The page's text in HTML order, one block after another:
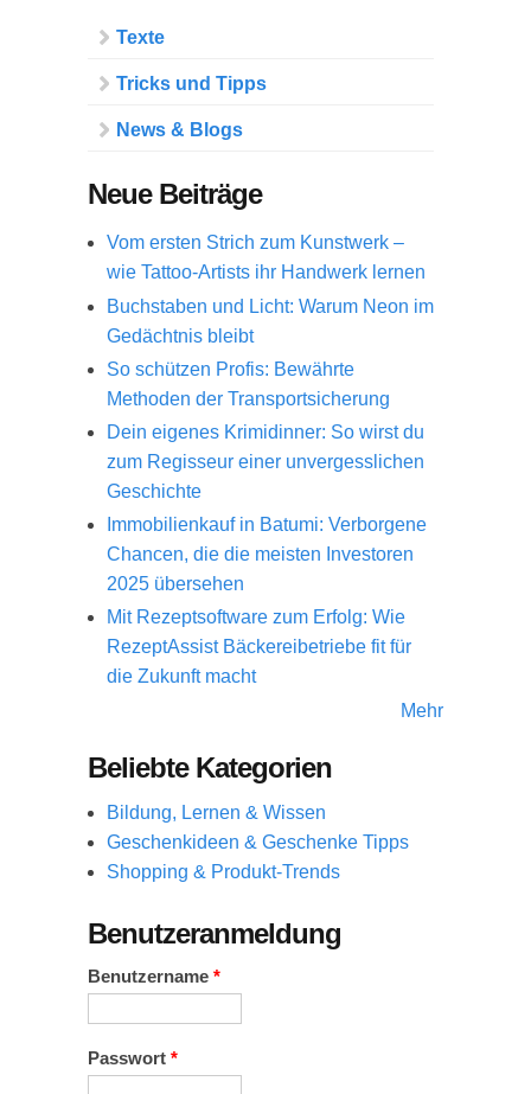
Texte
Tricks und Tipps
News & Blogs
Neue Beiträge
Vom ersten Strich zum Kunstwerk –
wie Tattoo-Artists ihr Handwerk lernen
Buchstaben und Licht: Warum Neon im
Gedächtnis bleibt
So schützen Profis: Bewährte
Methoden der Transportsicherung
Dein eigenes Krimidinner: So wirst du
zum Regisseur einer unvergesslichen
Geschichte
Immobilienkauf in Batumi: Verborgene
Chancen, die die meisten Investoren
2025 übersehen
Mit Rezeptsoftware zum Erfolg: Wie
RezeptAssist Bäckereibetriebe fit für
die Zukunft macht
Mehr
Beliebte Kategorien
Bildung, Lernen & Wissen
Geschenkideen & Geschenke Tipps
Shopping & Produkt-Trends
Benutzeranmeldung
Benutzername *
Passwort *